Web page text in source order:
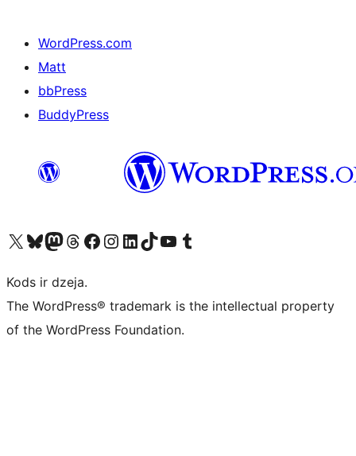
WordPress.com
Matt
bbPress
BuddyPress
Apmeklējiet mūsu X (agrāk Twitter) kontu
Apmeklējiet mūsu Bluesky kontu
Apmeklējiet mūsu Mastodon kontu
Apmeklējiet mūsu Threads kontu
Apmeklējiet mūsu Facebook lapuApmeklējiet mūsu Instagram kontu
Apmeklējiet mūsu LinkedIn kontu
Apmeklējiet mūsu TikTok kontu
Apmeklējiet mūsu YouTube kanālu
Apmeklējiet mūsu Tumblr kontu
Kods ir dzeja.
The WordPress® trademark is the intellectual property
of the WordPress Foundation.